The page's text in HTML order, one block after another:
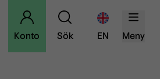
Konto Sök EN Meny